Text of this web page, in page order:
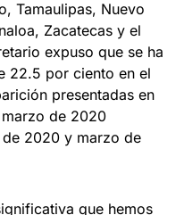
Tamaulipas, Nuevo
Zacatecas y el
expuso que se ha
22.5 por ciento en el
presentadas en
de 2020
2020 y marzo de
que hemos